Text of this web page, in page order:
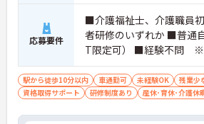
応募要件
■介護福祉士、介護職員
者研修のいずれか ■普通
T限定可） ■経験不問 ※
応募いただけます。
駅から徒歩10分以内 車通勤可 未経験OK 残業少
資格取得サポート
研修制度あり 産休･育休･介護休